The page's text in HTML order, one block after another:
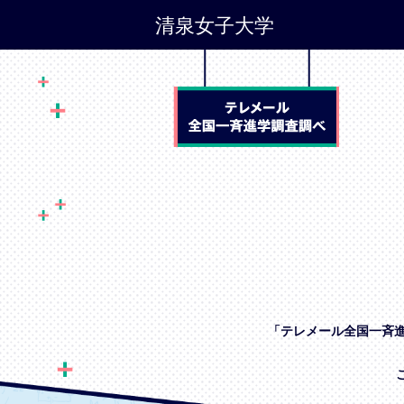
清泉女子大学
「テレメール全国一斉